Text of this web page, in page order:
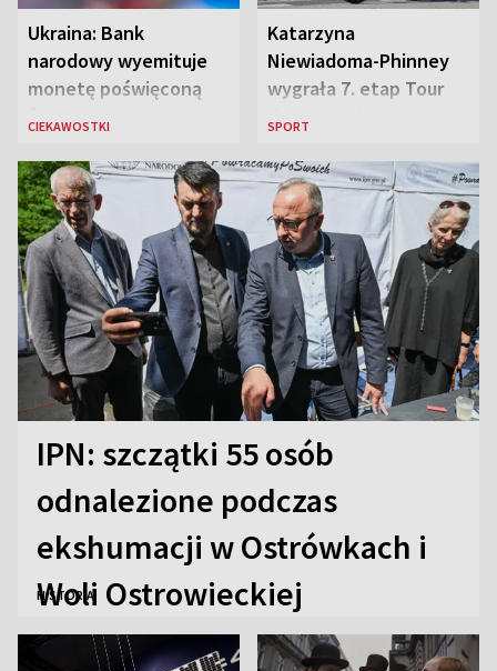
Ukraina: Bank
narodowy wyemituje
monetę poświęconą
św. Janowi Pawłowi II
CIEKAWOSTKI
Katarzyna
Niewiadoma-Phinney
wygrała 7. etap Tour
de France i została
SPORT
IPN: szczątki 55 osób
odnalezione podczas
ekshumacji w Ostrówkach i
Woli Ostrowieckiej
HISTORIA